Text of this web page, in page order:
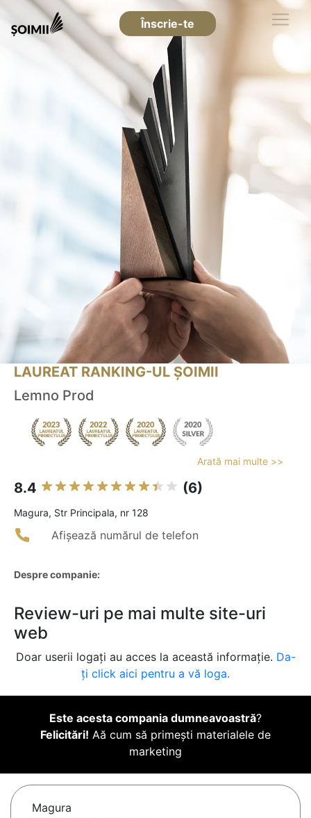
Înscrie-te
LAUREAT RANKING-UL ȘOIMII
Lemno Prod
Arată mai multe >>
8.4 (6)
Magura, Str Principala, nr 128
Afișează numărul de telefon
Despre companie:
Review-uri pe mai multe site-uri
web
Doar userii logați au acces la această informație. Da-
ți click aici pentru a vă loga.
Este acesta compania dumneavoastră?
Felicitări! Aă cum să primești materialele de
marketing
Magura